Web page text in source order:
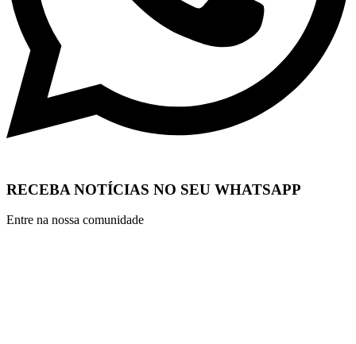
RECEBA NOTÍCIAS NO SEU WHATSAPP
Entre na nossa comunidade